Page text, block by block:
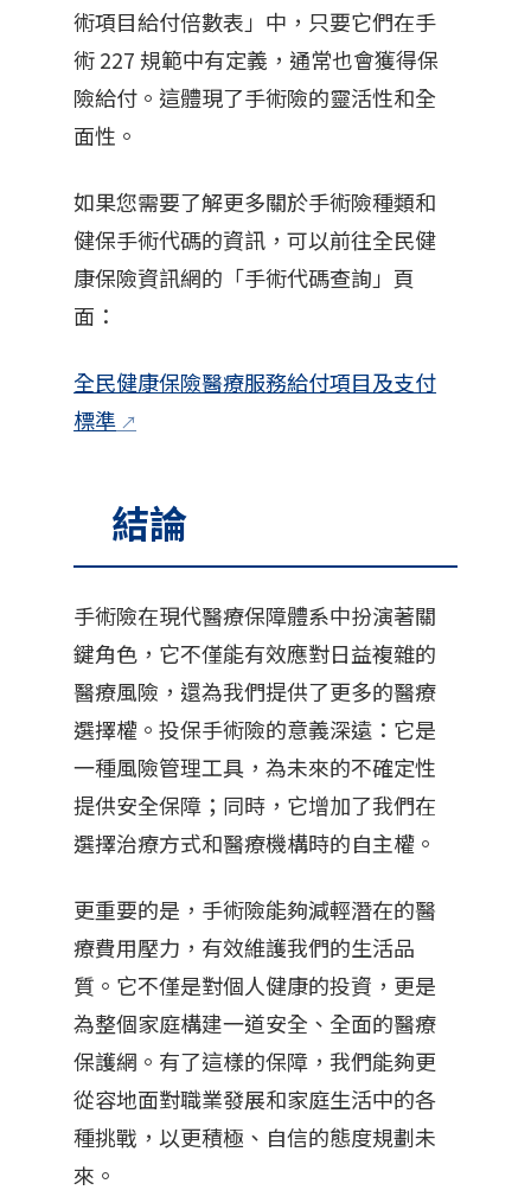
術項目給付倍數表」中，只要它們在手
術 227 規範中有定義，通常也會獲得保
險給付。這體現了手術險的靈活性和全
面性。
如果您需要了解更多關於手術險種類和
健保手術代碼的資訊，可以前往全民健
康保險資訊網的「手術代碼查詢」頁
面：
全民健康保險醫療服務給付項目及支付
標準
結論
手術險在現代醫療保障體系中扮演著關
鍵角色，它不僅能有效應對日益複雜的
醫療風險，還為我們提供了更多的醫療
選擇權。投保手術險的意義深遠：它是
一種風險管理工具，為未來的不確定性
提供安全保障；同時，它增加了我們在
選擇治療方式和醫療機構時的自主權。
更重要的是，手術險能夠減輕潛在的醫
療費用壓力，有效維護我們的生活品
質。它不僅是對個人健康的投資，更是
為整個家庭構建一道安全、全面的醫療
保護網。有了這樣的保障，我們能夠更
從容地面對職業發展和家庭生活中的各
種挑戰，以更積極、自信的態度規劃未
來。